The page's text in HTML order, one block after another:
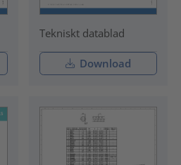
Tekniskt datablad
Download